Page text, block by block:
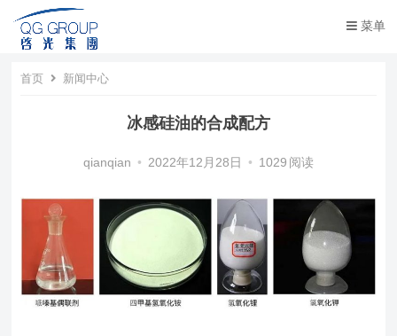
菜单
首页 新闻中心
冰感硅油的合成配方
qianqian • 2022年12月28日 • 1029 阅读